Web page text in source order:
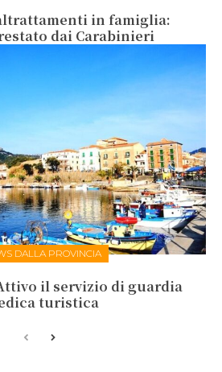
in famiglia:
dai Carabinieri
DALLA PROVINCIA
il servizio di guardia
turistica